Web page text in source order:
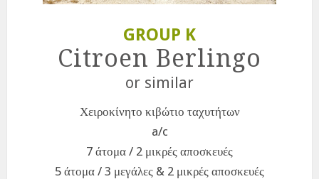
GROUP K
Citroen Berlingo
or similar
Χειροκίνητο κιβώτιο ταχυτήτων
a/c
7 άτομα / 2 μικρές αποσκευές
5 άτομα / 3 μεγάλες & 2 μικρές αποσκευές